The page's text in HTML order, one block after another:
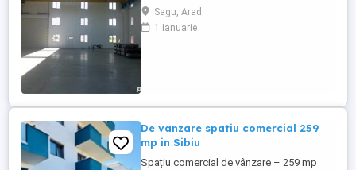
pentru o firma de prelucrare a metalelor
grele si a structurilor metalice grele ,
avand o structura foarte rezistenta, este
Sagu, Arad
1 ianuarie
De vanzare spatiu comercial 259
mp in Sibiu
Spațiu comercial de vânzare – 259 mp